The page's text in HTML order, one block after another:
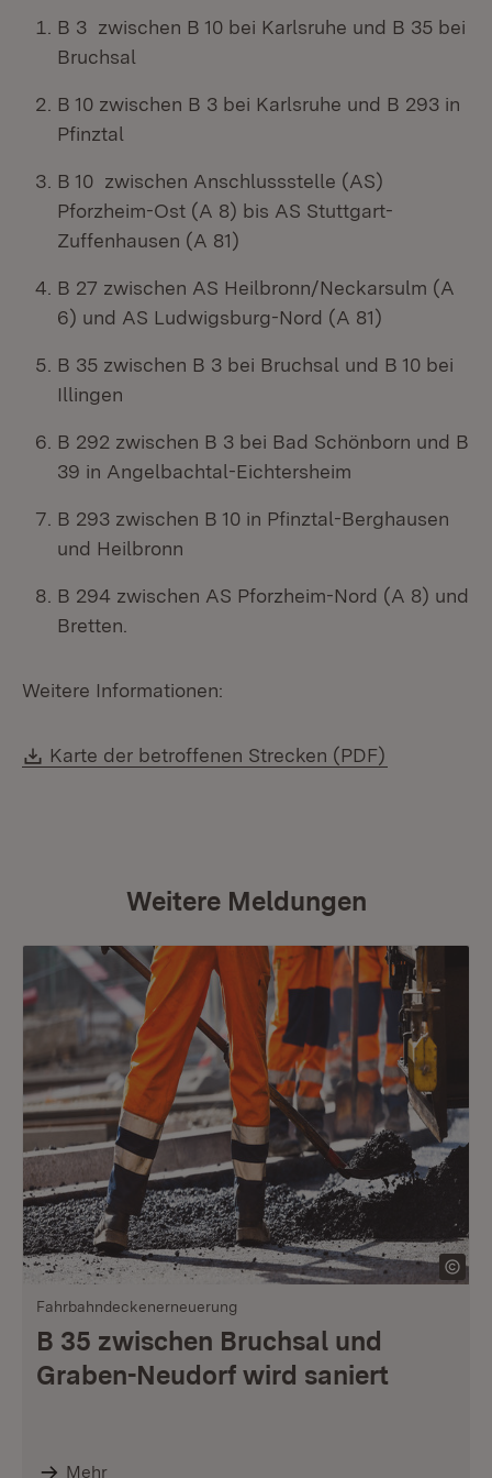
B 3 zwischen B 10 bei Karlsruhe und B 35 bei
Bruchsal
B 10 zwischen B 3 bei Karlsruhe und B 293 in
Pfinztal
B 10 zwischen Anschlussstelle (AS)
Pforzheim-Ost (A 8) bis AS Stuttgart-
Zuffenhausen (A 81)
B 27 zwischen AS Heilbronn/Neckarsulm (A
6) und AS Ludwigsburg-Nord (A 81)
B 35 zwischen B 3 bei Bruchsal und B 10 bei
Illingen
B 292 zwischen B 3 bei Bad Schönborn und B
39 in Angelbachtal-Eichtersheim
B 293 zwischen B 10 in Pfinztal-Berghausen
und Heilbronn
B 294 zwischen AS Pforzheim-Nord (A 8) und
Bretten.
Weitere Informationen:
Download:
Karte der betroffenen Strecken (PDF)
Weitere Meldungen
Fahrbahndeckenerneuerung
B 35 zwischen Bruchsal und
Graben-Neudorf wird saniert
Mehr